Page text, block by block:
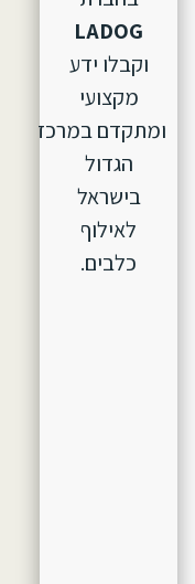
LADOG
וקבלו ידע
מקצועי
ומתקדם במרכז
הגדול
בישראל
לאילוף
כלבים.